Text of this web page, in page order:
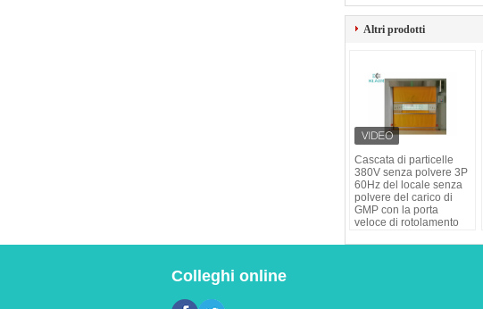
Altri prodotti
Cascata di particelle
380V senza polvere 3P
60Hz del locale senza
polvere del carico di
GMP con la porta
veloce di rotolamento
Colleghi online